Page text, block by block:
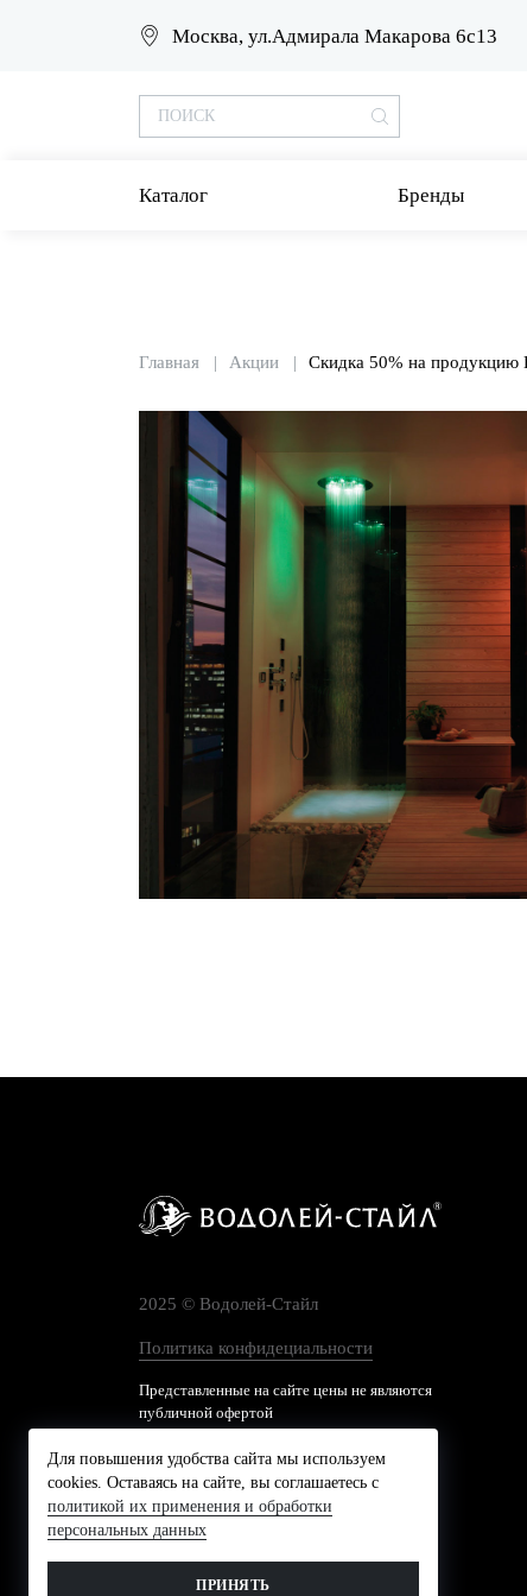
Москва, ул.Адмирала Макарова 6с13
Каталог Бренды
Главная Акции Скидка 50% на продукцию
2025 © Водолей-Cтайл
Политика конфидециальности
Представленные на сайте цены не являются
публичной офертой
Для повышения удобства сайта мы используем
cookies. Оставаясь на сайте, вы соглашаетесь с
политикой их применения и обработки
персональных данных
ПРИНЯТЬ